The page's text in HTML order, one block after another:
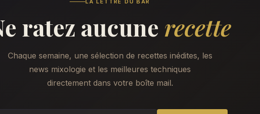
LA LETTRE DU BAR
ratez aucune recette
Chaque semaine, une sélection de recettes inédites, les
news mixologie et les meilleures techniques
directement dans votre boîte mail.